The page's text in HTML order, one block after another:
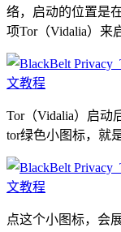
络，启动的位置是
项Tor（Vidalia）来
Tor（Vidalia）启动
tor绿色小图标，就
点这个小图标，会